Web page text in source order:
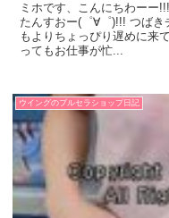
ミホです、こんにちわーー
たんすおー(゜∀゜)!!! つば
もよりちょっぴり遅めに来
ってもお仕事が忙...
ウイングのブルセラショップ日記